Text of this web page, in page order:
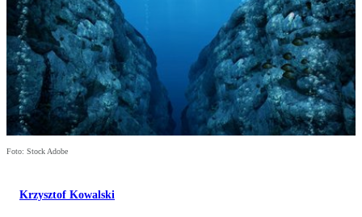
Foto: Stock Adobe
Krzysztof Kowalski